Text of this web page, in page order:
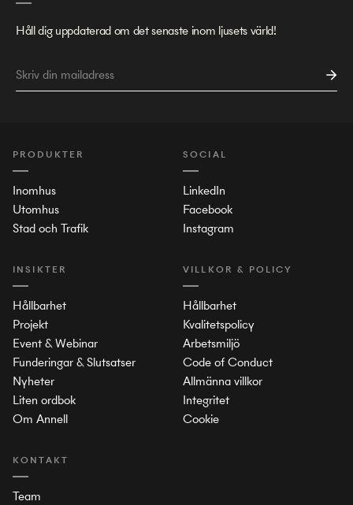
Håll dig uppdaterad om det senaste inom ljusets värld!
PRODUKTER
Inomhus
Utomhus
Stad och Trafik
INSIKTER
Hållbarhet
Projekt
Event & Webinar
Funderingar & Slutsatser
Nyheter
Liten ordbok
Om Annell
KONTAKT
Team
SOCIAL
LinkedIn
Facebook
Instagram
VILLKOR & POLICY
Hållbarhet
Kvalitetspolicy
Arbetsmiljö
Code of Conduct
Allmänna villkor
Integritet
Cookie